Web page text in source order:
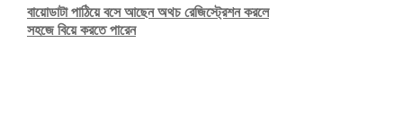
বায়োডাটা পাঠিয়ে বসে আছেন অথচ রেজিস্ট্রেশন করলে
সহজে বিয়ে করতে পারেন